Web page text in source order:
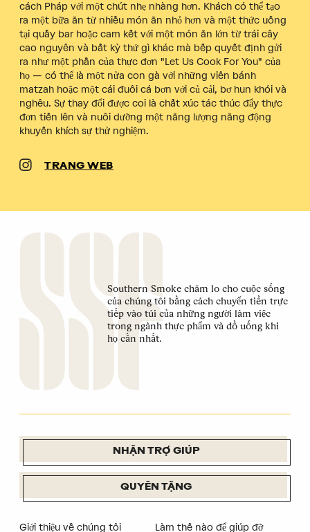
cách Pháp với một chút nhẹ nhàng hơn. Khách có thể tạo
ra một bữa ăn từ nhiều món ăn nhỏ hơn và một thức uống
tại quầy bar hoặc cam kết với một món ăn lớn từ trái cây
cao nguyên và bất kỳ thứ gì khác mà bếp quyết định gửi
ra như một phần của thực đơn "Let Us Cook For You" của
họ — có thể là một nửa con gà với những viên bánh
matzah hoặc một cái đuôi cá bơn với củ cải, bơ hun khói và
nghêu. Sự thay đổi được coi là chất xúc tác thúc đẩy thực
đơn tiến lên và nuôi dưỡng một năng lượng năng động
khuyến khích sự thử nghiệm.
TRANG WEB
Southern Smoke chăm lo cho cuộc sống
của chúng tôi bằng cách chuyển tiền trực
tiếp vào túi của những người làm việc
trong ngành thực phẩm và đồ uống khi
họ cần nhất.
NHẬN TRỢ GIÚP
QUYÊN TẶNG
Giới thiệu về chúng tôi Làm thế nào để giúp đỡ